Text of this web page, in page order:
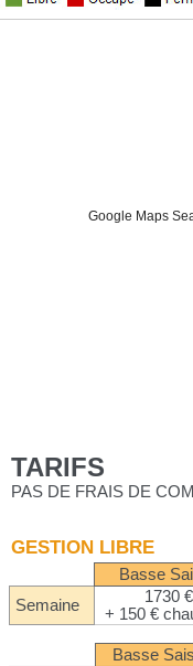
Google Maps
TARIFS
PAS DE FRAIS DE
GESTION LIBRE
Basse
Semaine
1730 €
+ 150 €
Basse